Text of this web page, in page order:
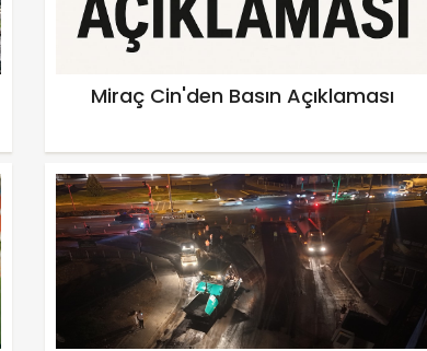
Miraç Cin'den Basın Açıklaması